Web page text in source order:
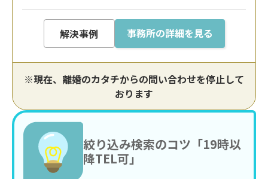
解決事例 事務所の詳細を見る
※現在、離婚のカタチからの問い合わせを停止して
おります
絞り込み検索のコツ「19時以
降TEL可」